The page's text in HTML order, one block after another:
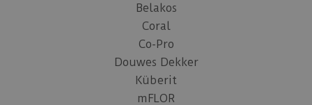
Belakos
Coral
Co-Pro
Douwes Dekker
Küberit
mFLOR